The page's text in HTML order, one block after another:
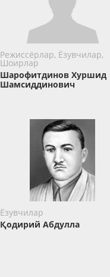
Режиссёрлар, Ёзувчилар,
Шоирлар
Шарофитдинов Хуршид
Шамсиддинович
Ёзувчилар
Қодирий Абдулла